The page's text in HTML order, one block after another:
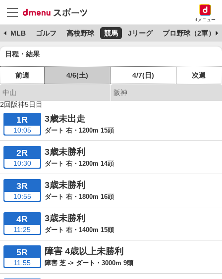
dメニュー
MLB ゴルフ 高校野球 競馬 Jリーグ プロ野球（2軍）
日程・結果
前週 4/6(土) 4/7(日) 次週
中山
阪神
2回阪神5日目
1R
10:05
3歳未出走
ダート 右・1200m 15頭
2R
10:30
3歳未勝利
ダート 右・1200m 14頭
3R
10:55
3歳未勝利
ダート 右・1800m 16頭
4R
11:25
3歳未勝利
ダート 右・1400m 15頭
5R
11:55
障害 4歳以上未勝利
障害 芝 -> ダート・3000m 9頭